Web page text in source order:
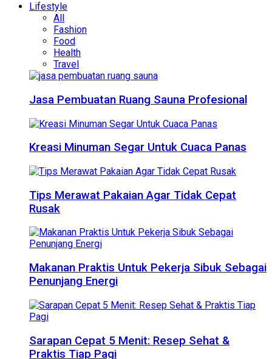
Lifestyle
All
Fashion
Food
Health
Travel
Jasa Pembuatan Ruang Sauna Profesional
Kreasi Minuman Segar Untuk Cuaca Panas
Tips Merawat Pakaian Agar Tidak Cepat
Rusak
Makanan Praktis Untuk Pekerja Sibuk Sebagai
Penunjang Energi
Sarapan Cepat 5 Menit: Resep Sehat &
Praktis Tiap Pagi